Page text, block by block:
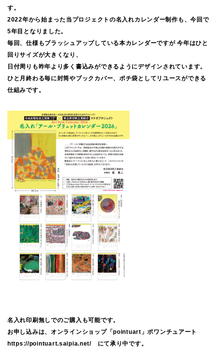
す。
2022年から始まった当プロジェクトの名入れカレンダー制作も、今回で
5年目となりました。
毎回、仕様もブラッシュアップしている本カレンダーですが 今年はひと
回りサイズが大きくなり、
日付周りも昨年より多く書込みができるようにデザインされています。
ひと月終わる毎に封筒やブックカバー、ポチ袋としてリユースができる
仕組みです。
名入れ印刷無しでのご購入も可能です。
お申し込みは、オンラインショップ「pointuart」ポワンチュアート
https://pointuart.saipia.net/にて承り中です。